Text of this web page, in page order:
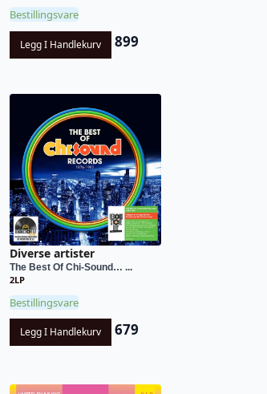
Bestillingsvare
Legg I Handlekurv 899
Diverse artister
The Best Of Chi-Sound… ...
2LP
Bestillingsvare
Legg I Handlekurv 679